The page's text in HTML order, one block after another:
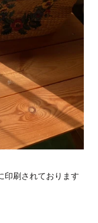
印刷されております